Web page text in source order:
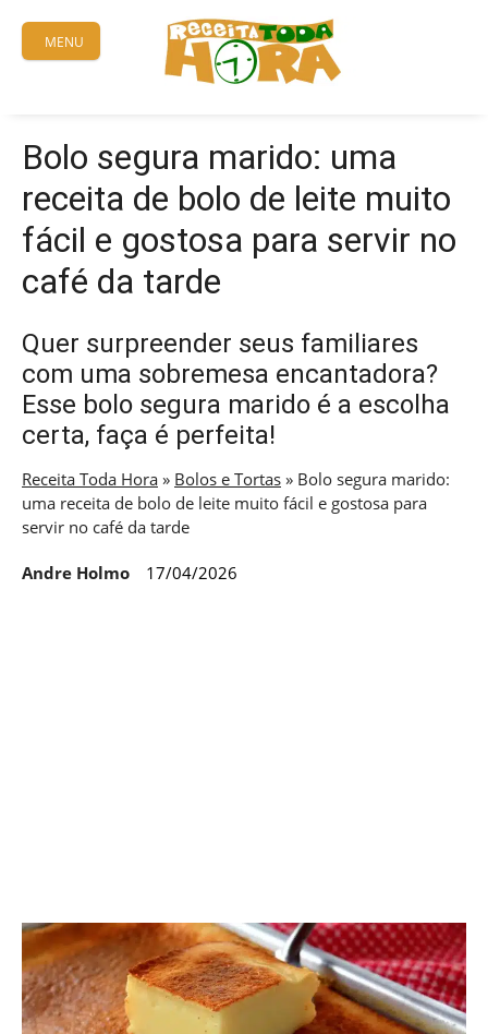
content
MENU
Bolo segura marido: uma
receita de bolo de leite muito
fácil e gostosa para servir no
café da tarde
Quer surpreender seus familiares
com uma sobremesa encantadora?
Esse bolo segura marido é a escolha
certa, faça é perfeita!
Receita Toda Hora » Bolos e Tortas » Bolo segura marido:
uma receita de bolo de leite muito fácil e gostosa para
servir no café da tarde
Andre Holmo 17/04/2026